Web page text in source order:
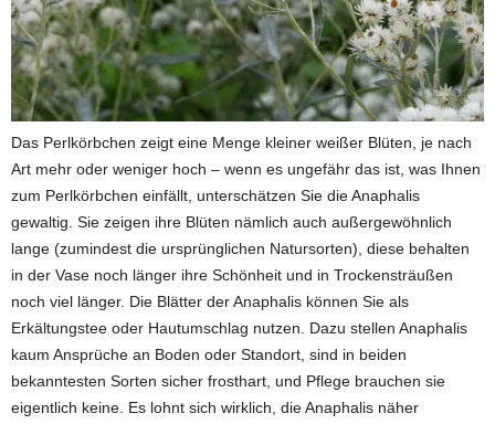
Das Perlkörbchen zeigt eine Menge kleiner weißer Blüten, je nach
Art mehr oder weniger hoch – wenn es ungefähr das ist, was Ihnen
zum Perlkörbchen einfällt, unterschätzen Sie die Anaphalis
gewaltig. Sie zeigen ihre Blüten nämlich auch außergewöhnlich
lange (zumindest die ursprünglichen Natursorten), diese behalten
in der Vase noch länger ihre Schönheit und in Trockensträußen
noch viel länger. Die Blätter der Anaphalis können Sie als
Erkältungstee oder Hautumschlag nutzen. Dazu stellen Anaphalis
kaum Ansprüche an Boden oder Standort, sind in beiden
bekanntesten Sorten sicher frosthart, und Pflege brauchen sie
eigentlich keine. Es lohnt sich wirklich, die Anaphalis näher